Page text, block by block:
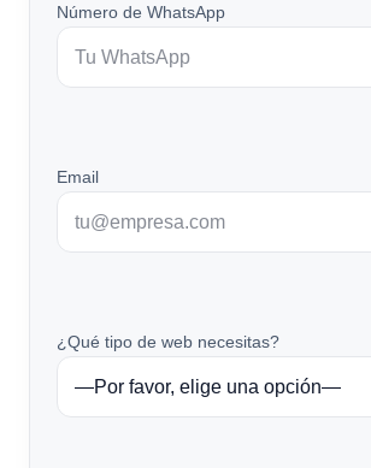
Número de WhatsApp
Email
¿Qué tipo de web necesitas?